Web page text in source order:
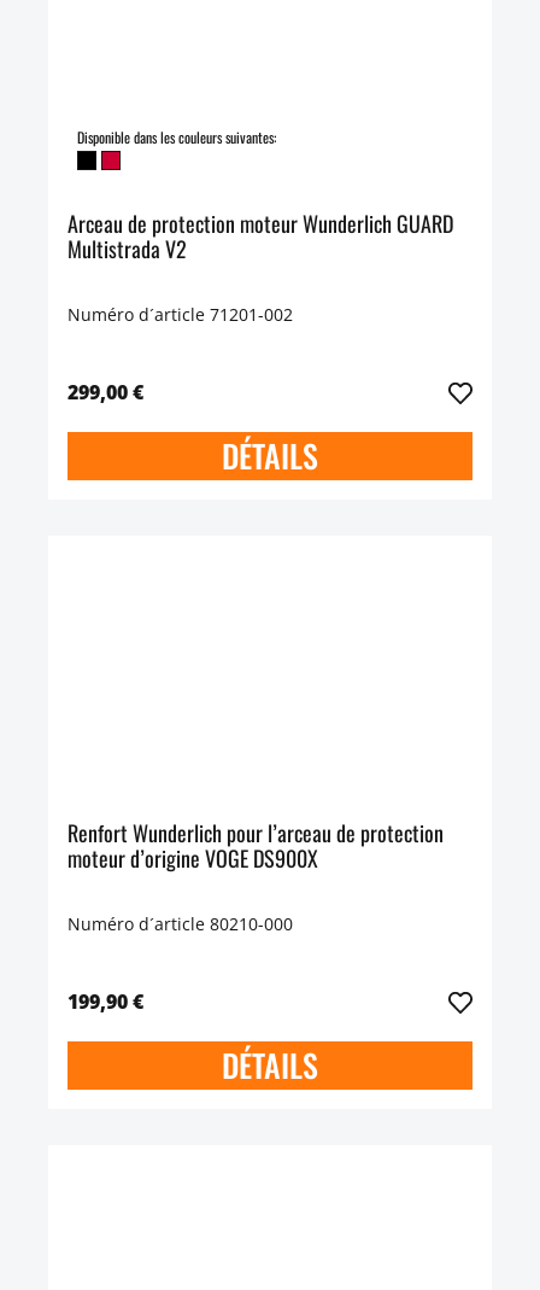
Disponible dans les couleurs suivantes:
Arceau de protection moteur Wunderlich GUARD
Multistrada V2
Numéro d´article 71201-002
299,00 €
DÉTAILS
Renfort Wunderlich pour l’arceau de protection
moteur d’origine VOGE DS900X
Numéro d´article 80210-000
199,90 €
DÉTAILS